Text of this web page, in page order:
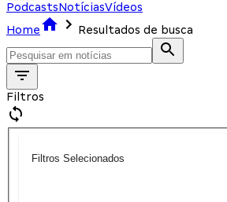
PodcastsNotíciasVídeos
Home
Resultados de busca
Filtros
Filtros Selecionados